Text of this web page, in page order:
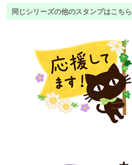
同じシリーズの他のスタンプはこちら